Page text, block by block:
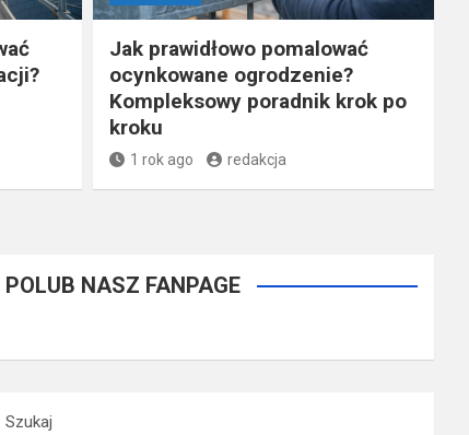
Jak prawidłowo pomalować
ocynkowane ogrodzenie?
Kompleksowy poradnik krok po
kroku
1 rok ago redakcja
POLUB NASZ FANPAGE
Szukaj